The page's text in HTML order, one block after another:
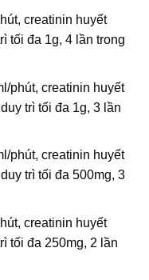
creatinin huyết
tối đa 1g, 4 lần trong
phút, creatinin huyết
trì tối đa 1g, 3 lần
phút, creatinin huyết
trì tối đa 500mg, 3
creatinin huyết
tối đa 250mg, 2 lần